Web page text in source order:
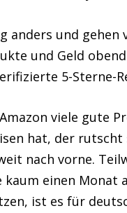
anders und
und Geld
5-Sterne-
viele gute
hat, der
nach vorne.
kaum einen
ist es für